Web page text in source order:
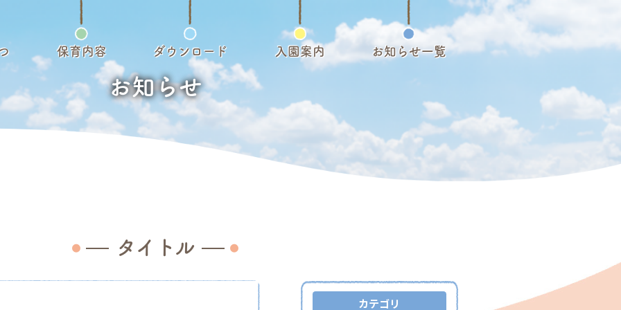
保育内容 ダウンロード 入園案内 お知らせ一覧
お知らせ
タイトル
カテゴリ